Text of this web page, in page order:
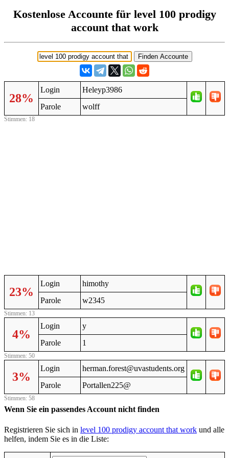
Kostenlose Accounte für level 100 prodigy
account that work
28%
Login
Heleyp3986
Parole
wolff
Stimmen: 18
23%
Login
himothy
Parole
w2345
Stimmen: 13
4%
Login
y
Parole
1
Stimmen: 50
3%
Login
herman.forest@uvastudents.org
Parole
Portallen225@
Stimmen: 58
Wenn Sie ein passendes Account nicht finden
Registrieren Sie sich in level 100 prodigy account that work und alle
helfen, indem Sie es in die Liste: